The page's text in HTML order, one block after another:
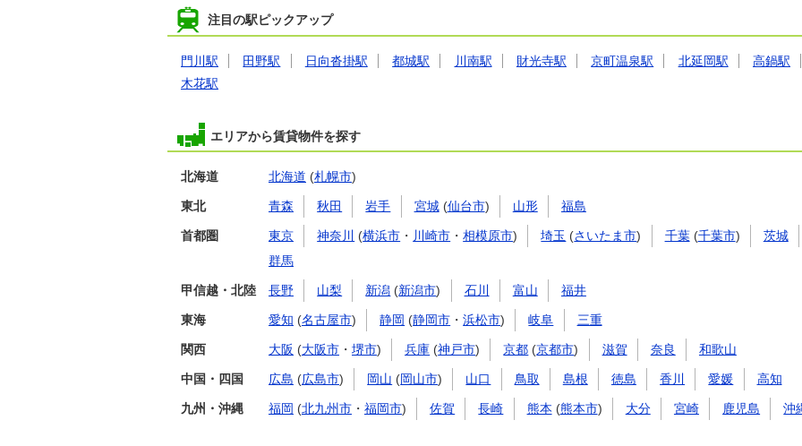
注目の駅ピックアップ
門川駅 田野駅 日向沓掛駅 都城駅 川南駅 財光寺駅 京町温泉駅 北延岡駅
高鍋駅
木花駅
エリアから賃貸物件を探す
北海道 北海道 (札幌市)
東北 青森 秋田 岩手 宮城(仙台市) 山形 福島
首都圏 東京 神奈川 (横浜市 ・ 川崎市 ・相模原市) 埼玉 (さいたま市) 千葉(千葉市)
茨城
群馬
甲信越・北陸 長野 山梨 新潟 (新潟市) 石川 富山 福井
東海 愛知 (名古屋市) 静岡 (静岡市 ・浜松市) 岐阜 三重
関西 大阪 (大阪市 ・ 堺市) 兵庫 (神戸市) 京都 (京都市) 滋賀 奈良 和歌山
中国・四国 広島 (広島市) 岡山 (岡山市) 山口 鳥取 島根 徳島 香川 愛媛 高知
九州・沖縄 福岡 (北九州市 ・ 福岡市) 佐賀 長崎 熊本 (熊本市) 大分 宮崎 鹿児島 沖